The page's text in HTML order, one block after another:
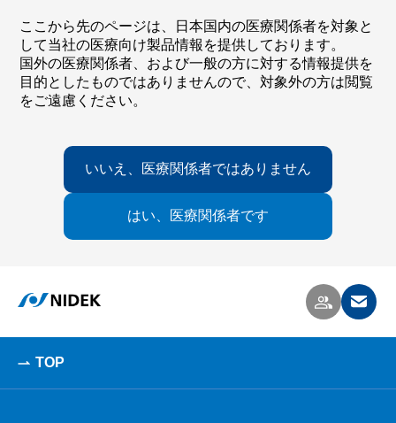
ここから先のページは、日本国内の医療関係者を対象と
して当社の医療向け製品情報を提供しております。
国外の医療関係者、および一般の方に対する情報提供を
目的としたものではありませんので、対象外の方は閲覧
をご遠慮ください。
いいえ、医療関係者ではありません
はい、医療関係者です
TOP